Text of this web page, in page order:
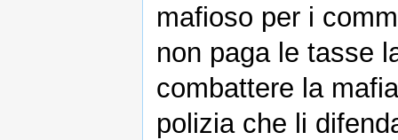
mafioso per i
non paga le tasse
combattere la
polizia che li